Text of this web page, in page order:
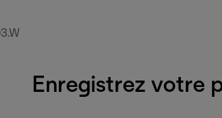
Enregistrez votre